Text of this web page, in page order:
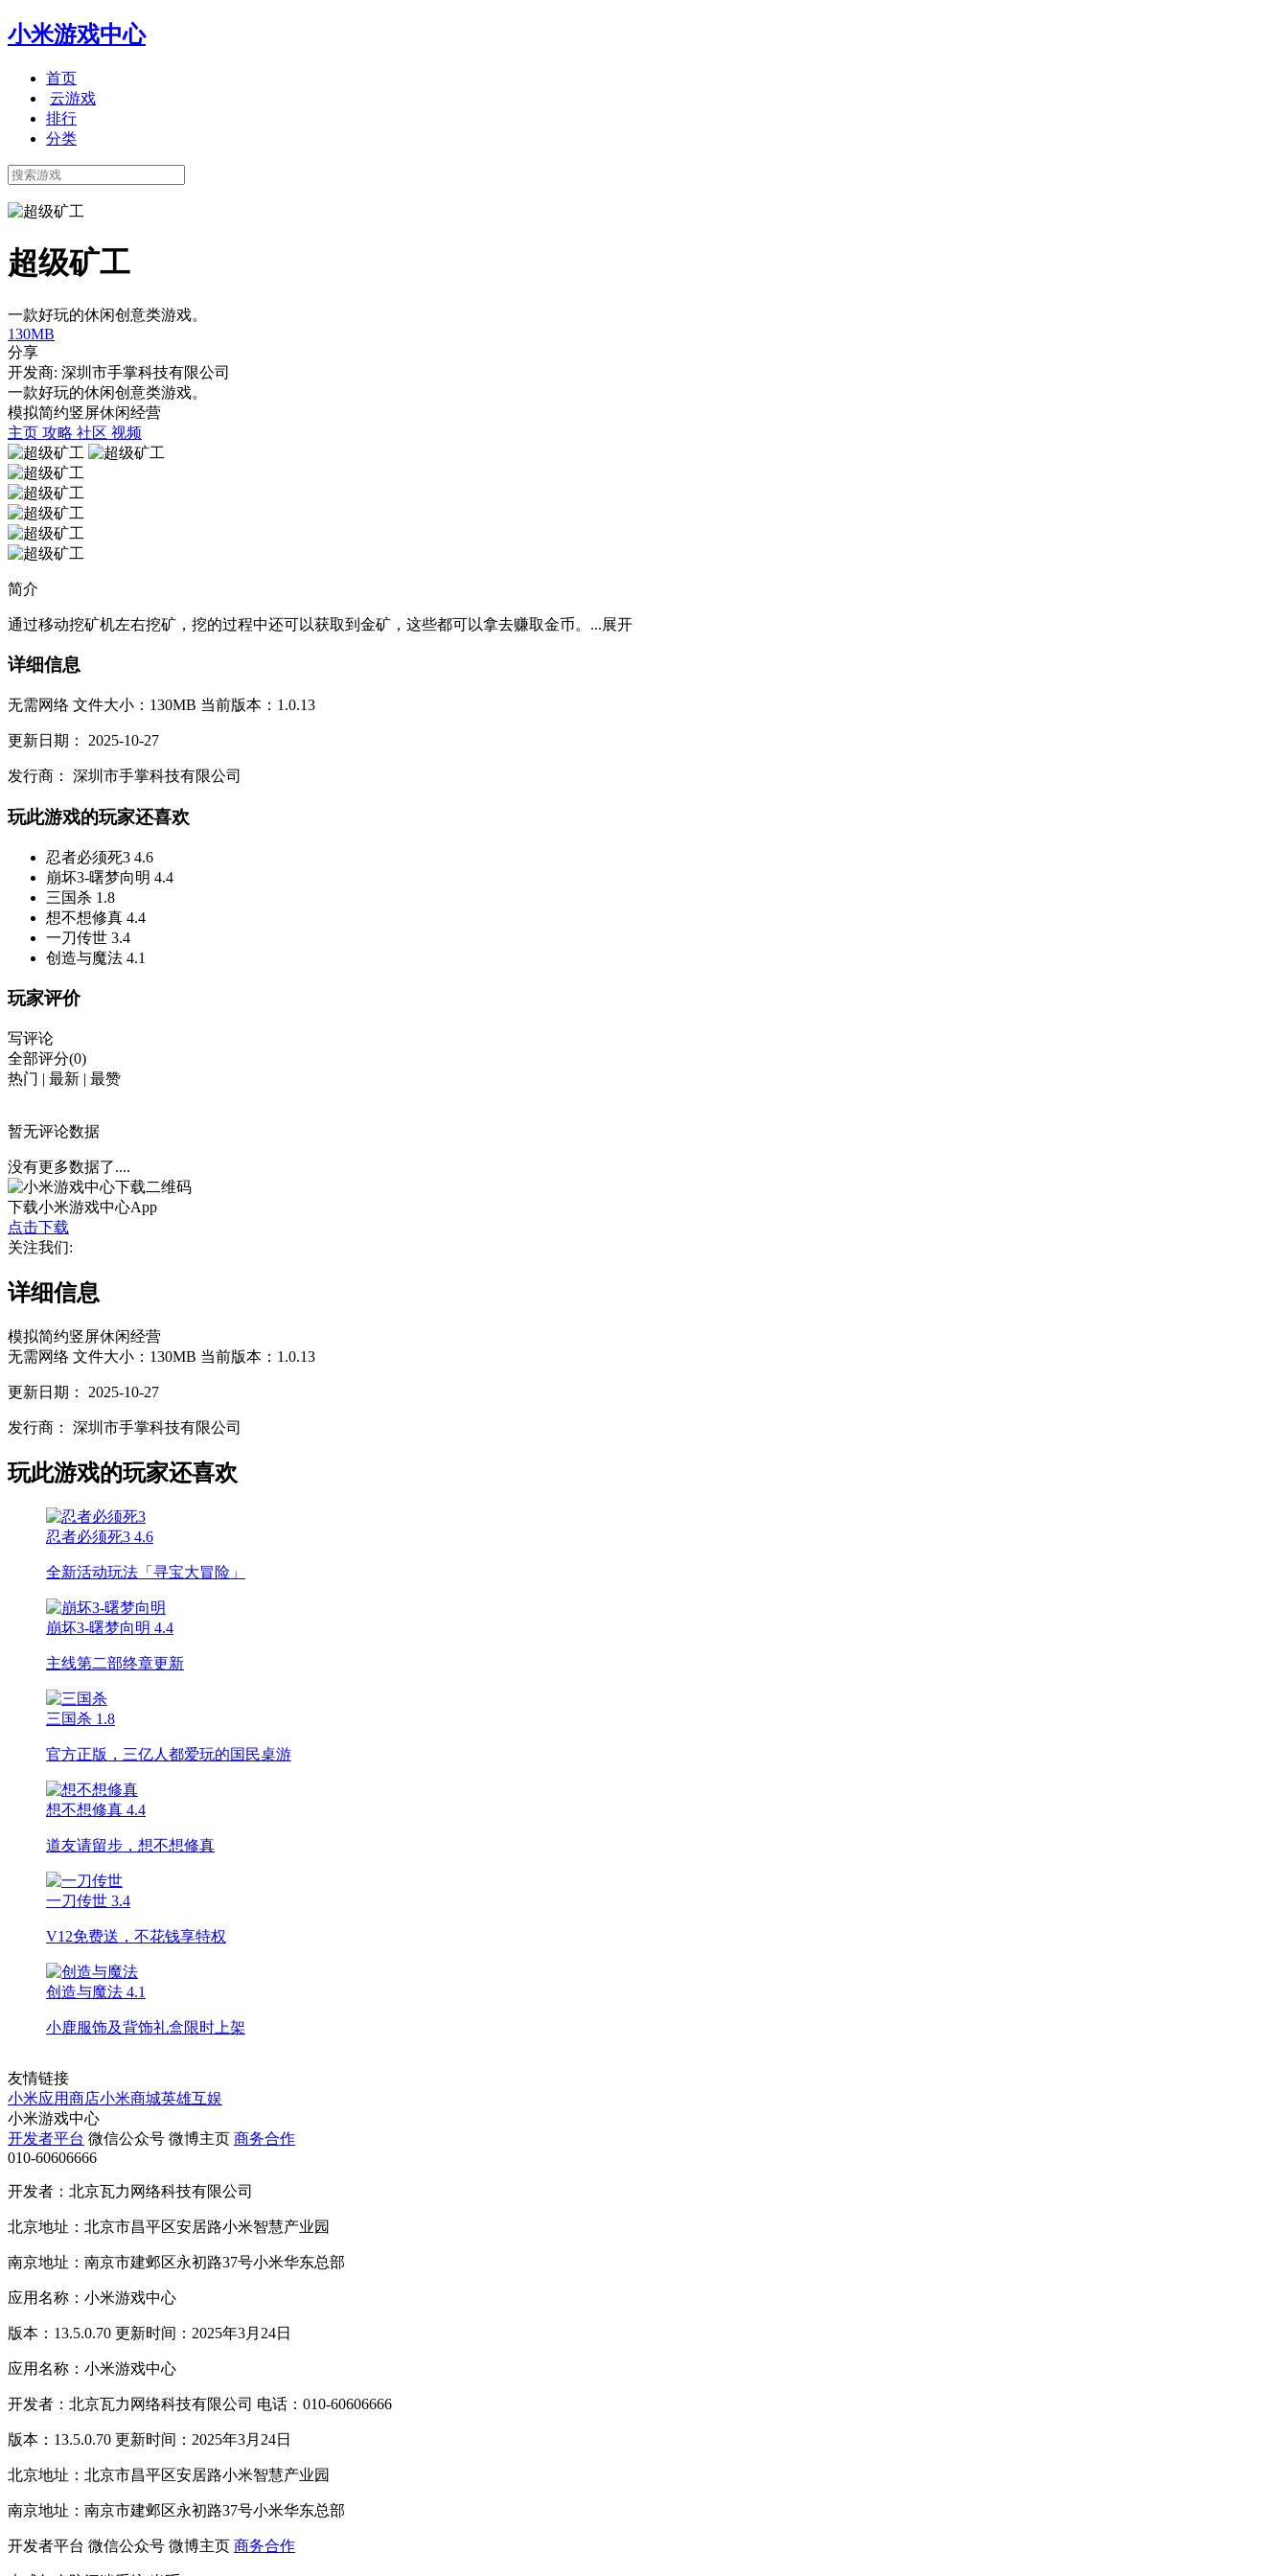
小米游戏中心
首页
云游戏
排行
分类
超级矿工
一款好玩的休闲创意类游戏。
130MB
分享
开发商: 深圳市手掌科技有限公司
一款好玩的休闲创意类游戏。
模拟简约竖屏休闲经营
主页 攻略 社区 视频
简介
通过移动挖矿机左右挖矿，挖的过程中还可以获取到金矿，这些都可以拿去赚取金币。...展开
详细信息
无需网络 文件大小：130MB 当前版本：1.0.13
更新日期： 2025-10-27
发行商： 深圳市手掌科技有限公司
玩此游戏的玩家还喜欢
忍者必须死3 4.6
崩坏3-曙梦向明 4.4
三国杀 1.8
想不想修真 4.4
一刀传世 3.4
创造与魔法 4.1
玩家评价
写评论
全部评分(0)
热门 | 最新 | 最赞
暂无评论数据
没有更多数据了....
下载小米游戏中心App
点击下载
关注我们:
详细信息
模拟简约竖屏休闲经营
无需网络 文件大小：130MB 当前版本：1.0.13
更新日期： 2025-10-27
发行商： 深圳市手掌科技有限公司
玩此游戏的玩家还喜欢
忍者必须死3 4.6
全新活动玩法「寻宝大冒险」
崩坏3-曙梦向明 4.4
主线第二部终章更新
三国杀 1.8
官方正版，三亿人都爱玩的国民桌游
想不想修真 4.4
道友请留步，想不想修真
一刀传世 3.4
V12免费送，不花钱享特权
创造与魔法 4.1
小鹿服饰及背饰礼盒限时上架
友情链接
小米应用商店小米商城英雄互娱
小米游戏中心
开发者平台 微信公众号 微博主页 商务合作
010-60606666
开发者：北京瓦力网络科技有限公司
北京地址：北京市昌平区安居路小米智慧产业园
南京地址：南京市建邺区永初路37号小米华东总部
应用名称：小米游戏中心
版本：13.5.0.70 更新时间：2025年3月24日
应用名称：小米游戏中心
开发者：北京瓦力网络科技有限公司 电话：010-60606666
版本：13.5.0.70 更新时间：2025年3月24日
北京地址：北京市昌平区安居路小米智慧产业园
南京地址：南京市建邺区永初路37号小米华东总部
开发者平台 微信公众号 微博主页 商务合作